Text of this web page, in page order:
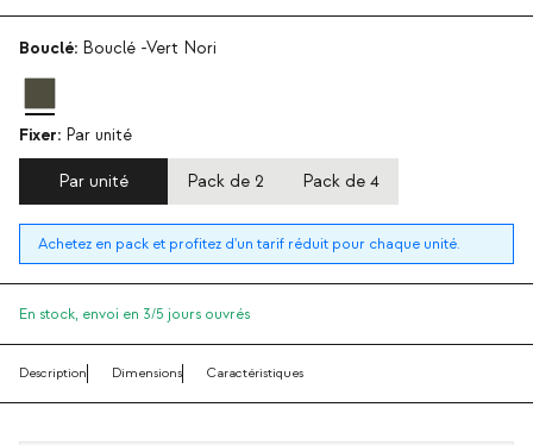
Bouclé: Bouclé -Vert Nori
Fixer: Par unité
Par unité Pack de 2 Pack de 4
Achetez en pack et profitez d'un tarif réduit pour chaque unité.
En stock, envoi en 3/5 jours ouvrés
Description Dimensions Caractéristiques